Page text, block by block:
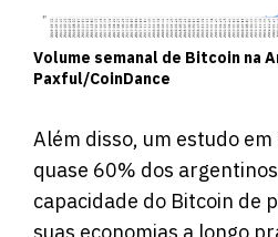
Volume semanal de Bitcoin na
Paxful/CoinDance
Além disso, um estudo
quase 60% dos
capacidade do Bitcoin de